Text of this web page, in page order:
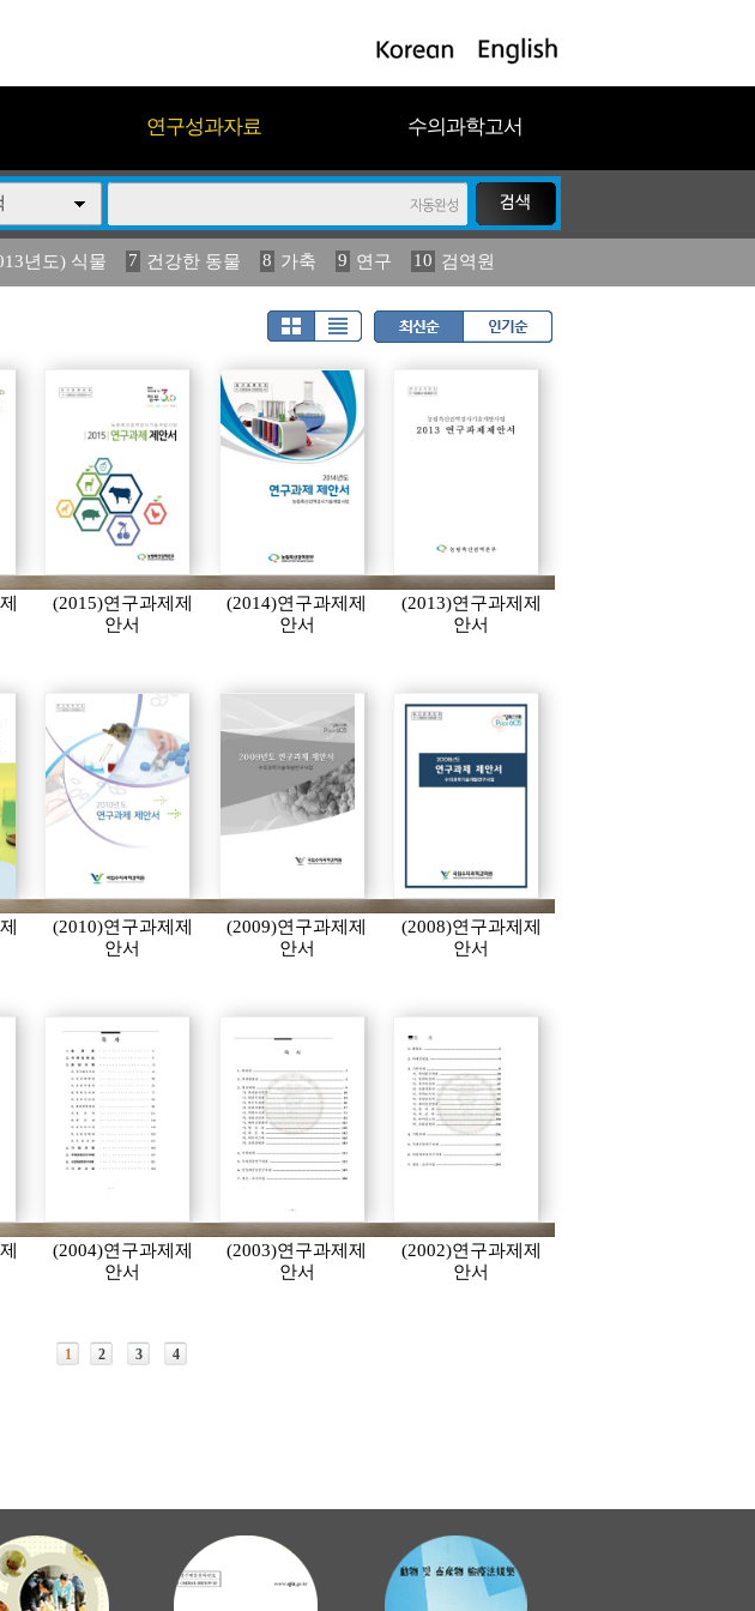
연구성과자료 수의과학고서
년도) 식물 7 건강한 동물 8 가축 9 연구 10 검역원
구제역 16 관리 17 연보 18 농림수산 19 2023
(2015)연구과제제
안서
(2014)연구과제제
안서
(2013)연구과제제
안서
(2010)연구과제제
안서
(2009)연구과제제
안서
(2008)연구과제제
안서
(2004)연구과제제
안서
(2003)연구과제제
안서
(2002)연구과제제
안서
1 2 3 4